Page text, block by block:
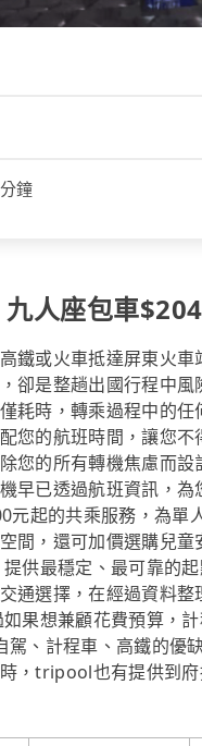
鐘
人座包車
鐵或火車抵達屏東火
卻是整趟出國行程中
耗時，轉乘過程中的
您的航班時間，讓您
您的所有轉機焦慮而
早已透過航班資訊，
元起的共乘服務，為
間，還可加價選購兒
供最穩定、最可靠的
通選擇，在經過資料
果想兼顧花費預算，
、計程車、高鐵的優
，tripool也有提供到府